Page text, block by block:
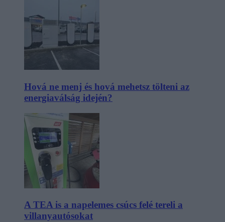
Hová ne menj és hová mehetsz tölteni az
energiaválság idején?
A TEA is a napelemes csúcs felé tereli a
villanyautósokat